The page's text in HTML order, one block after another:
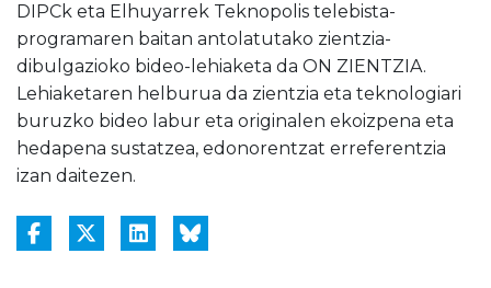
DIPCk eta Elhuyarrek Teknopolis telebista-
programaren baitan antolatutako zientzia-
dibulgazioko bideo-lehiaketa da ON ZIENTZIA.
Lehiaketaren helburua da zientzia eta teknologiari
buruzko bideo labur eta originalen ekoizpena eta
hedapena sustatzea, edonorentzat erreferentzia
izan daitezen.